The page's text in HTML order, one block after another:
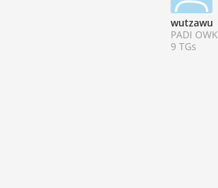
wutzawu
PADI OWK
9 TGs